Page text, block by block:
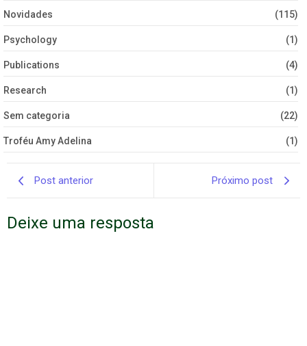
Novidades (115)
Psychology (1)
Publications (4)
Research (1)
Sem categoria (22)
Troféu Amy Adelina (1)
Post anterior Próximo post
Deixe uma resposta